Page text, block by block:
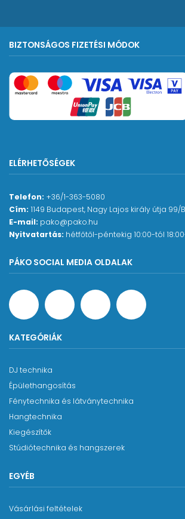
BIZTONSÁGOS FIZETÉSI MÓDOK
ELÉRHETŐSÉGEK
Telefon: +36/1-363-5080
Cím: 1149 Budapest, Nagy Lajos király útja 99/
E-mail: pako@pako.hu
Nyitvatartás: hétfőtől-péntekig 10:00-tól
PÁKO SOCIAL MEDIA OLDALAK
KATEGÓRIÁK
DJ technika
Épülethangosítás
Fénytechnika és látványtechnika
Hangtechnika
Kiegészítők
Stúdiótechnika és hangszerek
EGYÉB
Vásárlási feltételek